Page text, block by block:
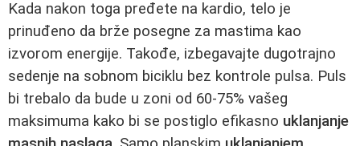
Kada nakon toga pređete na kardio, telo je
prinuđeno da brže posegne za mastima kao
izvorom energije. Takođe, izbegavajte dugotrajno
sedenje na sobnom biciklu bez kontrole pulsa. Puls
bi trebalo da bude u zoni od 60-75% vašeg
maksimuma kako bi se postiglo efikasno uklanjanje